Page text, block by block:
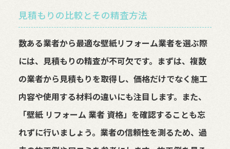
見積もりの比較とその精査方法
数ある業者から最適な壁紙リフォーム業者を選ぶ際
には、見積もりの精査が不可欠です。まずは、複数
の業者から見積もりを取得し、価格だけでなく施工
内容や使用する材料の違いにも注目します。また、
「壁紙 リフォーム 業者 資格」を確認することも忘
れずに行いましょう。業者の信頼性を測るため、過